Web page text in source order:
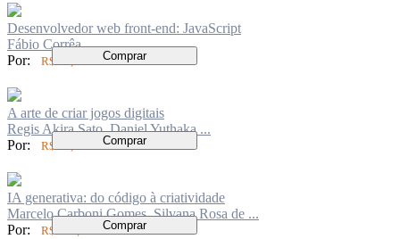
Desenvolvedor web front-end: JavaScript
Fábio Corrêa
Por:
R$ 70,00 Comprar
A arte de criar jogos digitais
Regis Akira Sato, Daniel Yuthaka ...
Por:
R$ 70,00 Comprar
IA generativa: do código à criatividade
Marcelo Carboni Gomes, Silvana Rosa de ...
Por:
R$ 123,00 Comprar